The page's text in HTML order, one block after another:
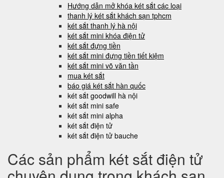
Hướng dẫn mở khóa két sắt các loại
thanh lý két sắt khách sạn tphcm
két sắt thanh lý hà nội
két sắt mini khóa điện tử
két sắt đựng tiền
két sắt mini đựng tiền tiết kiệm
két sắt mini võ văn tần
mua két sắt
báo giá két sắt hàn quốc
két sắt goodwill hà nội
két sắt mini safe
két sắt mini alpha
két sắt điện tử
két sắt điện tử bauche
Các sản phẩm két sắt điện tử